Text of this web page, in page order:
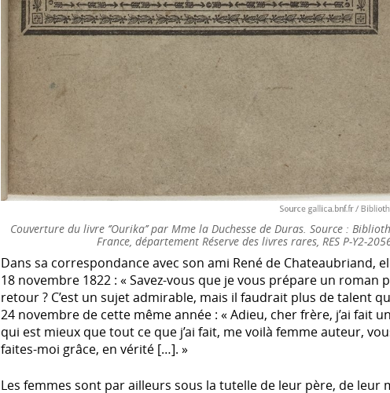
Couverture du livre ‘’Ourika’’ par Mme la Duchesse de Duras. Source :
France, département Réserve des livres rares, RES P-Y2-
Dans sa correspondance avec son ami René de Chateaubriand,
18 novembre 1822 : « Savez-vous que je vous prépare un roman
retour ? C’est un sujet admirable, mais il faudrait plus de talent
24 novembre de cette même année : « Adieu, cher frère, j’ai fait
qui est mieux que tout ce que j’ai fait, me voilà femme auteur,
faites-moi grâce, en vérité […]. »
Les femmes sont par ailleurs sous la tutelle de leur père, de leur